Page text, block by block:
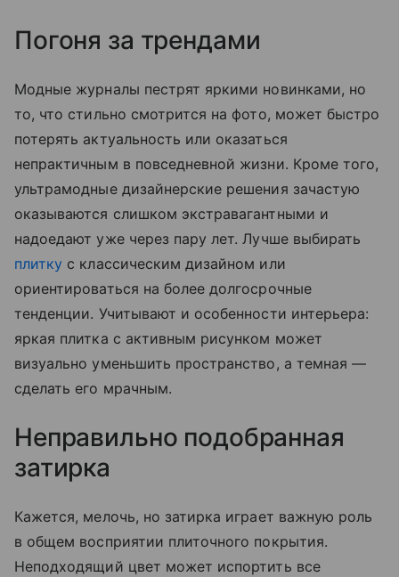
Погоня за трендами
Модные журналы пестрят яркими новинками, но
то, что стильно смотрится на фото, может быстро
потерять актуальность или оказаться
непрактичным в повседневной жизни. Кроме того,
ультрамодные дизайнерские решения зачастую
оказываются слишком экстравагантными и
надоедают уже через пару лет. Лучше выбирать
плитку с классическим дизайном или
ориентироваться на более долгосрочные
тенденции. Учитывают и особенности интерьера:
яркая плитка с активным рисунком может
визуально уменьшить пространство, а темная —
сделать его мрачным.
Неправильно подобранная
затирка
Кажется, мелочь, но затирка играет важную роль
в общем восприятии плиточного покрытия.
Неподходящий цвет может испортить все